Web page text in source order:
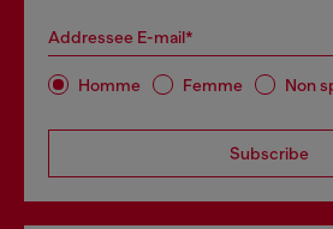
Addressee E-mail*
Homme Femme Non
Subscribe